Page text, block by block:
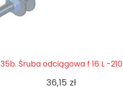
35b. Śruba odciągowa f 16 L -210
36,15 zł